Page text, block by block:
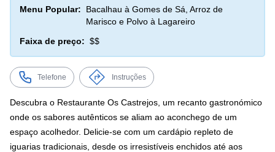
Menu Popular:
Bacalhau à Gomes de Sá, Arroz de
Marisco e Polvo à Lagareiro
Faixa de preço: $$
Telefone Instruções
Descubra o Restaurante Os Castrejos, um recanto gastronómico
onde os sabores autênticos se aliam ao aconchego de um
espaço acolhedor. Delicie-se com um cardápio repleto de
iguarias tradicionais, desde os irresistíveis enchidos até aos